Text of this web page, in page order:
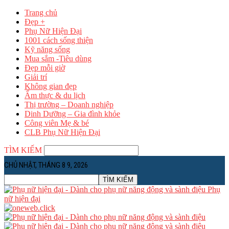
Trang chủ
Đẹp +
Phụ Nữ Hiện Đại
1001 cách sống thiện
Kỹ năng sống
Mua sắm -Tiêu dùng
Đẹp mỗi giờ
Giải trí
Không gian đẹp
Ẩm thực & du lịch
Thị trường – Doanh nghiệp
Dinh Dưỡng – Gia đình khỏe
Công viên Mẹ & bé
CLB Phụ Nữ Hiện Đại
TÌM KIẾM
CHỦ NHẬT, THÁNG 8 9, 2026
Phụ
nữ hiện đại